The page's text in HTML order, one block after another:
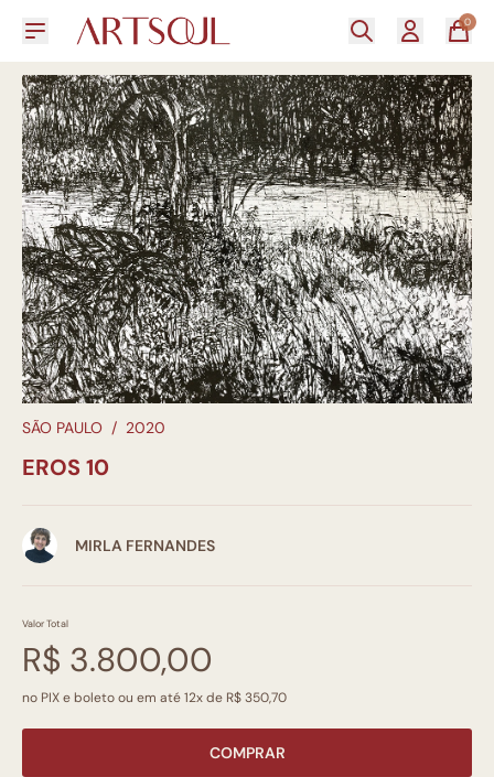
0
SÃO PAULO / 2020
EROS 10
MIRLA FERNANDES
Valor Total
R$ 3.800,00
no PIX e boleto ou em até 12x de R$ 350,70
COMPRAR